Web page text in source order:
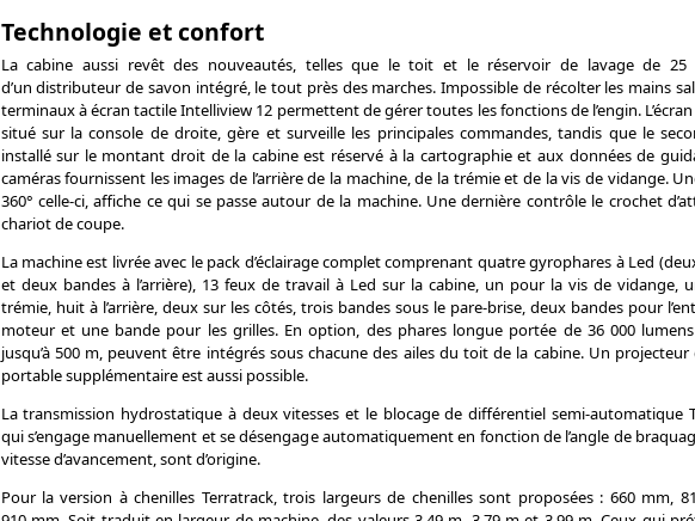
Technologie et confort
La cabine aussi revêt des nouveautés, telles que le toit et le réservoir de lavage de 25
d’un distributeur de savon intégré, le tout près des marches. Impossible de récolter les mains
terminaux à écran tactile Intelliview 12 permettent de gérer toutes les fonctions de l’engin.
situé sur la console de droite, gère et surveille les principales commandes, tandis que le
installé sur le montant droit de la cabine est réservé à la cartographie et aux données de
caméras fournissent les images de l’arrière de la machine, de la trémie et de la vis de vidange.
360° celle-ci, affiche ce qui se passe autour de la machine. Une dernière contrôle le crochet
chariot de coupe.
La machine est livrée avec le pack d’éclairage complet comprenant quatre gyrophares à Led
et deux bandes à l’arrière), 13 feux de travail à Led sur la cabine, un pour la vis de vidange,
trémie, huit à l’arrière, deux sur les côtés, trois bandes sous le pare-brise, deux bandes pour
moteur et une bande pour les grilles. En option, des phares longue portée de 36 000
jusqu’à 500 m, peuvent être intégrés sous chacune des ailes du toit de la cabine. Un
portable supplémentaire est aussi possible.
La transmission hydrostatique à deux vitesses et le blocage de différentiel semi-automatique
qui s’engage manuellement et se désengage automatiquement en fonction de l’angle de
vitesse d’avancement, sont d’origine.
Pour la version à chenilles Terratrack, trois largeurs de chenilles sont proposées : 660 mm,